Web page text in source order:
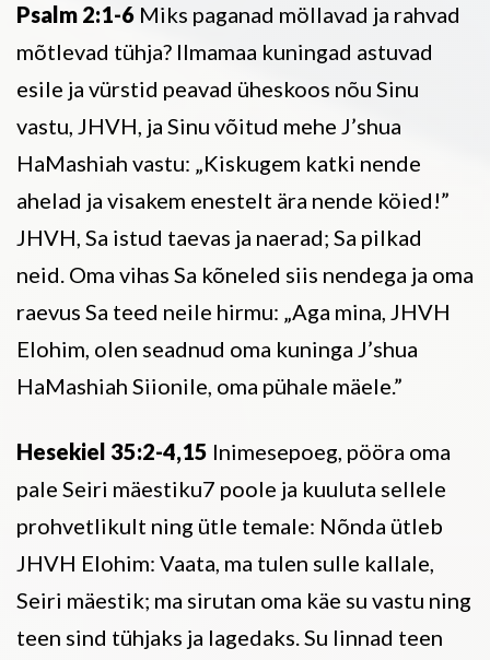
Psalm 2:1-6 Miks paganad möllavad ja rahvad
mõtlevad tühja? Ilmamaa kuningad astuvad
esile ja vürstid peavad üheskoos nõu Sinu
vastu, JHVH, ja Sinu võitud mehe J’shua
HaMashiah vastu: „Kiskugem katki nende
ahelad ja visakem enestelt ära nende köied!”
JHVH, Sa istud taevas ja naerad; Sa pilkad
neid. Oma vihas Sa kõneled siis nendega ja oma
raevus Sa teed neile hirmu: „Aga mina, JHVH
Elohim, olen seadnud oma kuninga J’shua
HaMashiah Siionile, oma pühale mäele.”
Hesekiel 35:2-4,15 Inimesepoeg, pööra oma
pale Seiri mäestiku7 poole ja kuuluta sellele
prohvetlikult ning ütle temale: Nõnda ütleb
JHVH Elohim: Vaata, ma tulen sulle kallale,
Seiri mäestik; ma sirutan oma käe su vastu ning
teen sind tühjaks ja lagedaks. Su linnad teen